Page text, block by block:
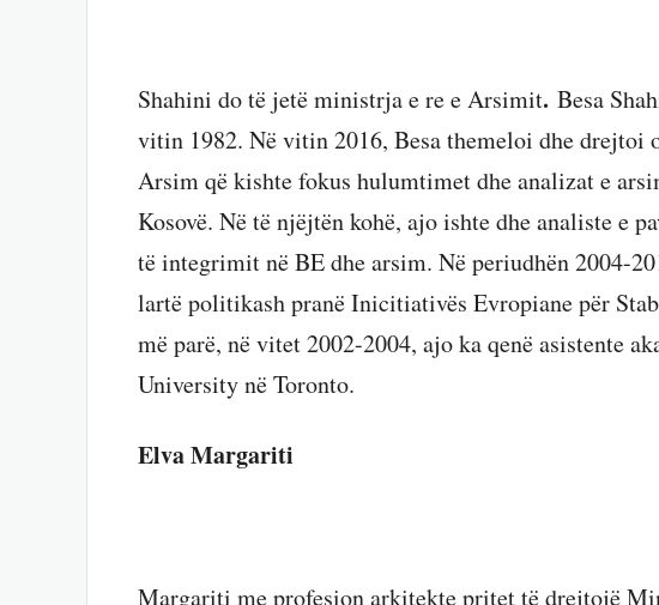
Shahini do të jetë ministrja e re e Arsimit. Besa
vitin 1982. Në vitin 2016, Besa themeloi dhe drejtoi
Arsim që kishte fokus hulumtimet dhe analizat e
Kosovë. Në të njëjtën kohë, ajo ishte dhe analiste e
të integrimit në BE dhe arsim. Në periudhën 2004-
lartë politikash pranë Inicitiativës Evropiane për
më parë, në vitet 2002-2004, ajo ka qenë asistente
University në Toronto.
Elva Margariti
Margariti me profesion arkitekte pritet të drejtojë